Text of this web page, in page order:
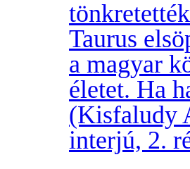
Taurus
a magyar
életet. Ha
(Kisfaludy
interjú, 2.